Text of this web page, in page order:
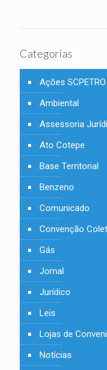
Categorias
Ações SCPETRO
Ambiental
Assessoria
Ato Cotepe
Base Territorial
Benzeno
Comunicado
Convenção
Gás
Jornal
Jurídico
Leis
Lojas de
Notícias